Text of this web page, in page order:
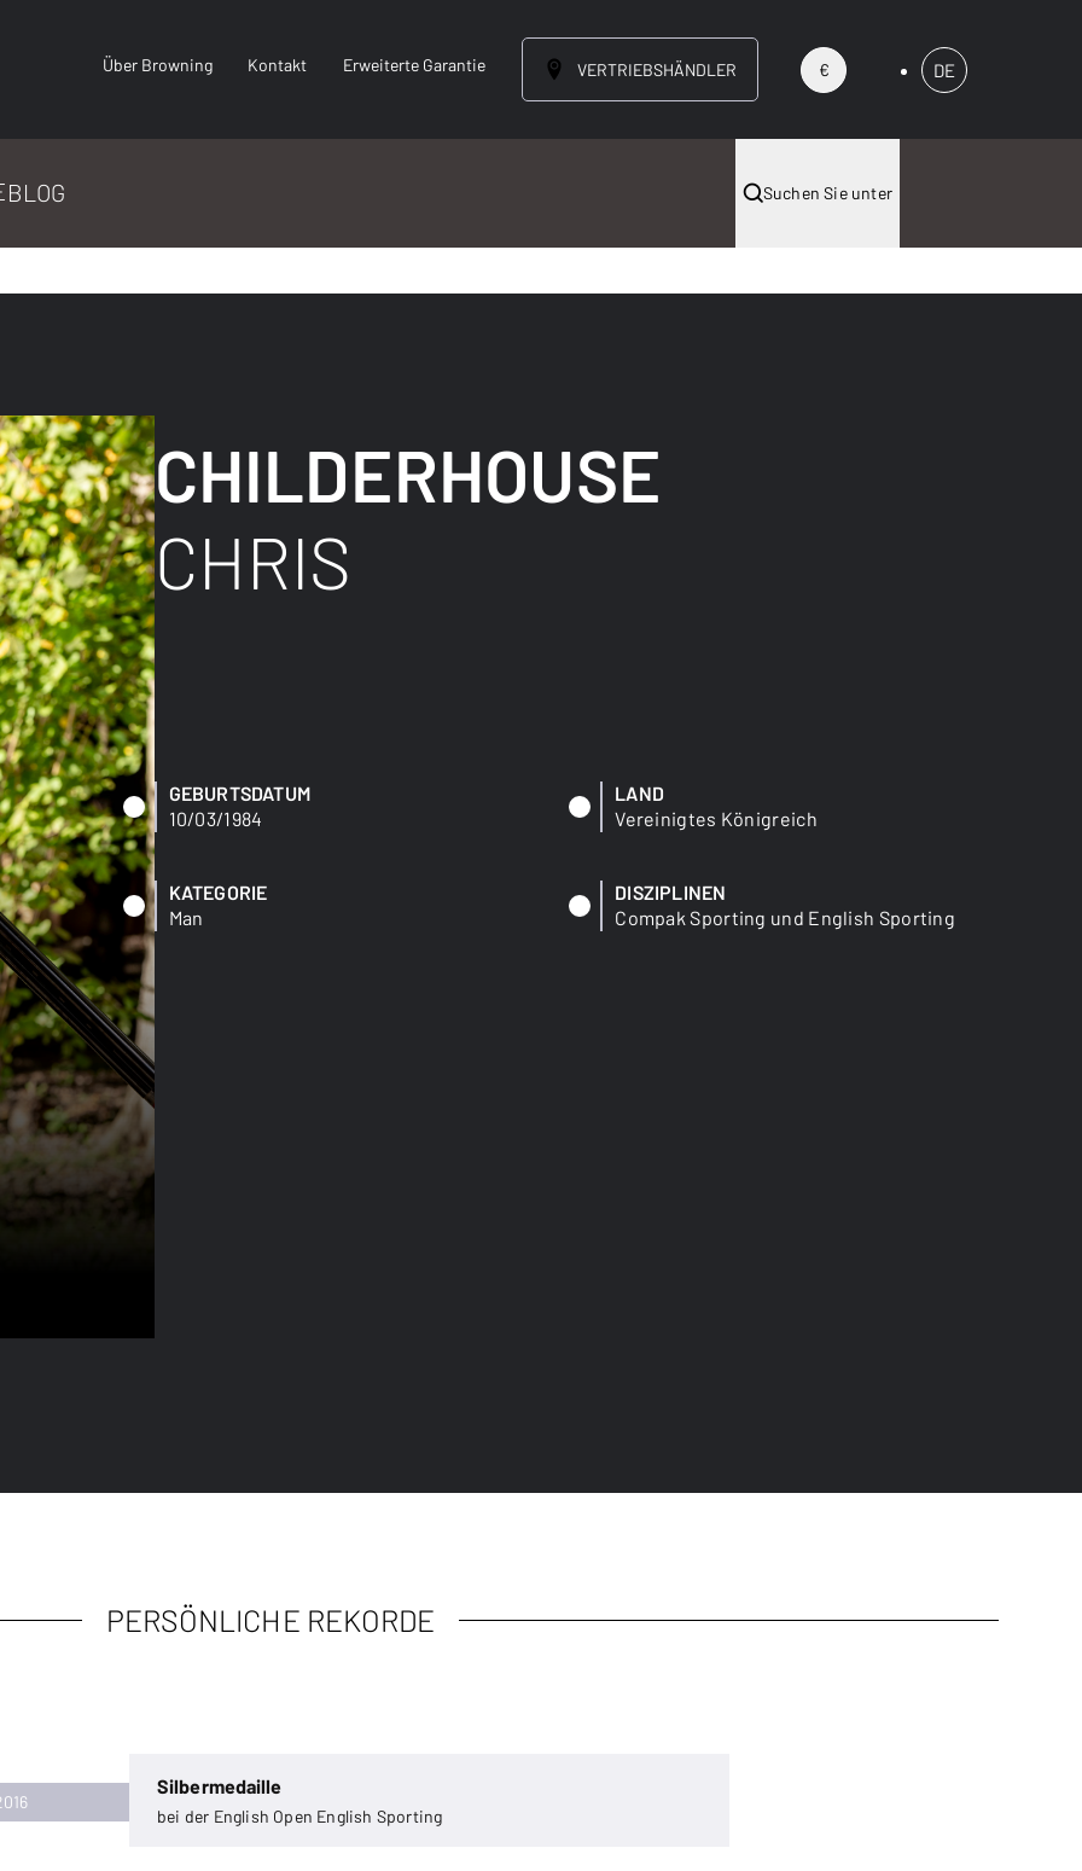
Über Browning Kontakt Erweiterte Garantie VERTRIEBSHÄNDLER € DE
BLOG Suchen Sie unter
CHILDERHOUSE
CHRIS
GEBURTSDATUM
10/03/1984
KATEGORIE
Man
LAND
Vereinigtes Königreich
DISZIPLINEN
Compak Sporting und English Sporting
PERSÖNLICHE REKORDE
Silbermedaille
bei der English Open English Sporting